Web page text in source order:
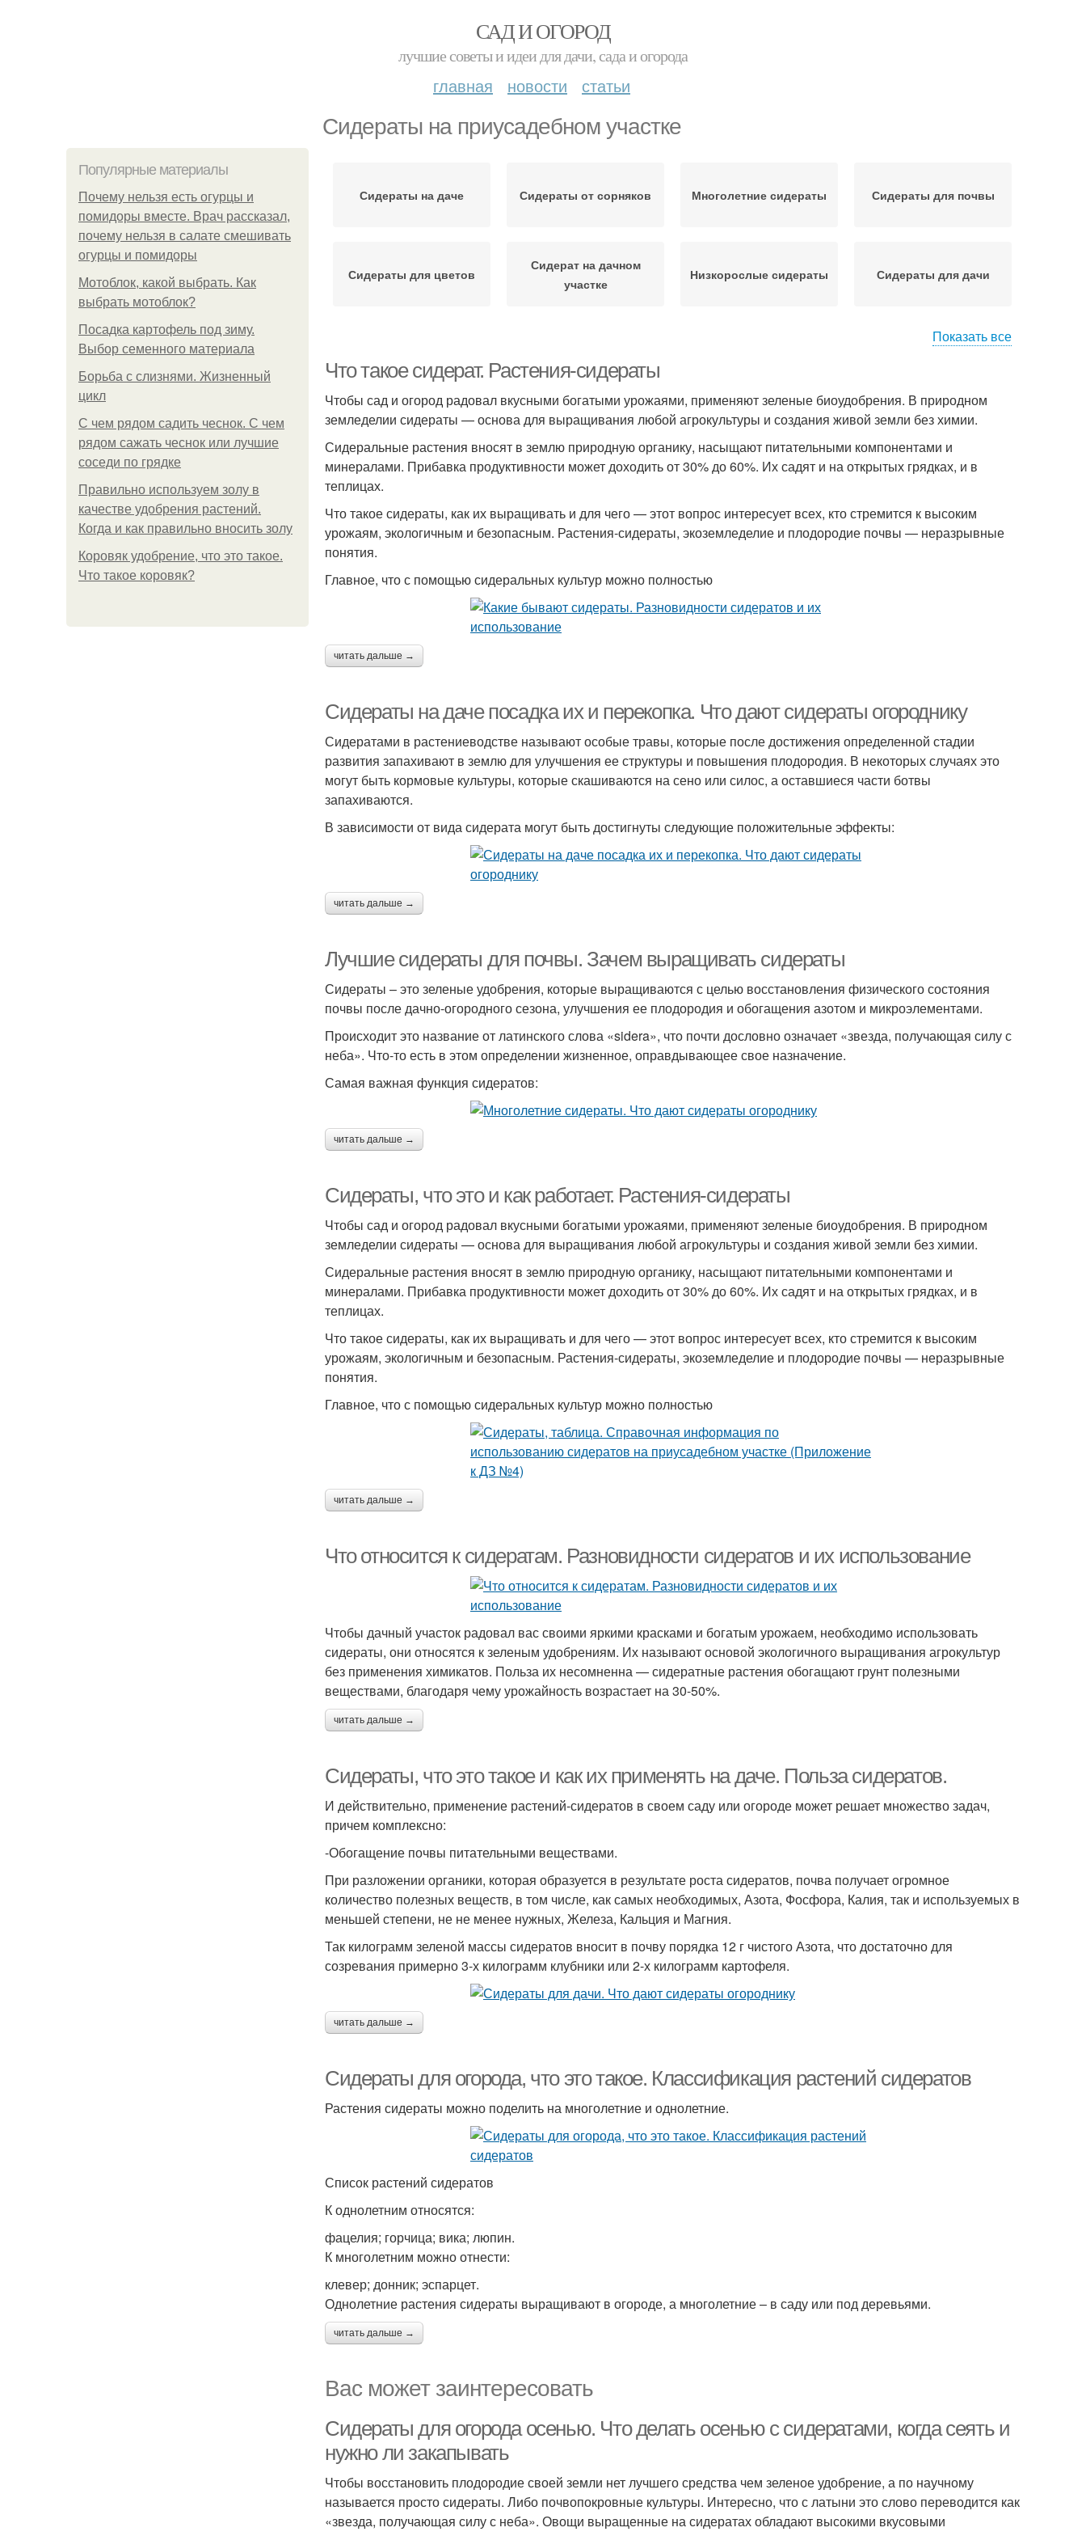
САД И ОГОРОД
лучшие советы и идеи для дачи, сада и огорода
главная новости статьи
Сидераты на приусадебном участке
Популярные материалы
Почему нельзя есть огурцы и
помидоры вместе. Врач рассказал,
почему нельзя в салате смешивать
огурцы и помидоры
Мотоблок, какой выбрать. Как
выбрать мотоблок?
Посадка картофель под зиму.
Выбор семенного материала
Борьба с слизнями. Жизненный
цикл
С чем рядом садить чеснок. С чем
рядом сажать чеснок или лучшие
соседи по грядке
Правильно используем золу в
качестве удобрения растений.
Когда и как правильно вносить золу
Коровяк удобрение, что это такое.
Что такое коровяк?
Сидераты на даче Сидераты от сорняков Многолетние сидераты Сидераты для почвы
Сидераты для цветов
Сидерат на дачном
участке
Низкорослые сидераты Сидераты для дачи
Показать все
Что такое сидерат. Растения-сидераты
Чтобы сад и огород радовал вкусными богатыми урожаями, применяют зеленые биоудобрения. В природном
земледелии сидераты — основа для выращивания любой агрокультуры и создания живой земли без химии.
Сидеральные растения вносят в землю природную органику, насыщают питательными компонентами и
минералами. Прибавка продуктивности может доходить от 30% до 60%. Их садят и на открытых грядках, и в
теплицах.
Что такое сидераты, как их выращивать и для чего — этот вопрос интересует всех, кто стремится к высоким
урожаям, экологичным и безопасным. Растения-сидераты, экоземледелие и плодородие почвы — неразрывные
понятия.
Главное, что с помощью сидеральных культур можно полностью
читать дальше →
Сидераты на даче посадка их и перекопка. Что дают сидераты огороднику
Сидератами в растениеводстве называют особые травы, которые после достижения определенной стадии
развития запахивают в землю для улучшения ее структуры и повышения плодородия. В некоторых случаях это
могут быть кормовые культуры, которые скашиваются на сено или силос, а оставшиеся части ботвы
запахиваются.
В зависимости от вида сидерата могут быть достигнуты следующие положительные эффекты:
читать дальше →
Лучшие сидераты для почвы. Зачем выращивать сидераты
Сидераты – это зеленые удобрения, которые выращиваются с целью восстановления физического состояния
почвы после дачно-огородного сезона, улучшения ее плодородия и обогащения азотом и микроэлементами.
Происходит это название от латинского слова «sidera», что почти дословно означает «звезда, получающая силу с
неба». Что-то есть в этом определении жизненное, оправдывающее свое назначение.
Самая важная функция сидератов:
читать дальше →
Сидераты, что это и как работает. Растения-сидераты
Чтобы сад и огород радовал вкусными богатыми урожаями, применяют зеленые биоудобрения. В природном
земледелии сидераты — основа для выращивания любой агрокультуры и создания живой земли без химии.
Сидеральные растения вносят в землю природную органику, насыщают питательными компонентами и
минералами. Прибавка продуктивности может доходить от 30% до 60%. Их садят и на открытых грядках, и в
теплицах.
Что такое сидераты, как их выращивать и для чего — этот вопрос интересует всех, кто стремится к высоким
урожаям, экологичным и безопасным. Растения-сидераты, экоземледелие и плодородие почвы — неразрывные
понятия.
Главное, что с помощью сидеральных культур можно полностью
читать дальше →
Что относится к сидератам. Разновидности сидератов и их использование
Чтобы дачный участок радовал вас своими яркими красками и богатым урожаем, необходимо использовать
сидераты, они относятся к зеленым удобрениям. Их называют основой экологичного выращивания агрокультур
без применения химикатов. Польза их несомненна — сидератные растения обогащают грунт полезными
веществами, благодаря чему урожайность возрастает на 30-50%.
читать дальше →
Сидераты, что это такое и как их применять на даче. Польза сидератов.
И действительно, применение растений-сидератов в своем саду или огороде может решает множество задач,
причем комплексно:
-Обогащение почвы питательными веществами.
При разложении органики, которая образуется в результате роста сидератов, почва получает огромное
количество полезных веществ, в том числе, как самых необходимых, Азота, Фосфора, Калия, так и используемых в
меньшей степени, не не менее нужных, Железа, Кальция и Магния.
Так килограмм зеленой массы сидератов вносит в почву порядка 12 г чистого Азота, что достаточно для
созревания примерно 3-х килограмм клубники или 2-х килограмм картофеля.
читать дальше →
Сидераты для огорода, что это такое. Классификация растений сидератов
Растения сидераты можно поделить на многолетние и однолетние.
Список растений сидератов
К однолетним относятся:
фацелия; горчица; вика; люпин.
К многолетним можно отнести:
клевер; донник; эспарцет.
Однолетние растения сидераты выращивают в огороде, а многолетние – в саду или под деревьями.
читать дальше →
Вас может заинтересовать
Сидераты для огорода осенью. Что делать осенью с сидератами, когда сеять и
нужно ли закапывать
Чтобы восстановить плодородие своей земли нет лучшего средства чем зеленое удобрение, а по научному
называется просто сидераты. Либо почвопокровные культуры. Интересно, что с латыни это слово переводится как
«звезда, получающая силу с неба». Овощи выращенные на сидератах обладают высокими вкусовыми